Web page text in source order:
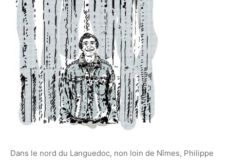
Dans le nord du Languedoc, non loin de Nîmes, Philippe